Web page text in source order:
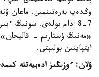
وڭدەپ بەرەتىنمىن. ماعان
7-8 ادام بولدى. سونىڭ
«مەنىڭ ۇستازىم -
ايتپايتىن بولىپتى.
ۇلان: ءوزىڭىز ادەبيەتتە